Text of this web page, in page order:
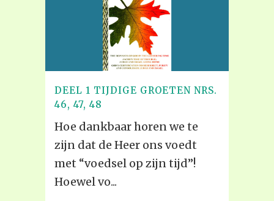
DEEL 1 TIJDIGE GROETEN NRS.
46, 47, 48
Hoe dankbaar horen we te
zijn dat de Heer ons voedt
met “voedsel op zijn tijd”!
Hoewel vo...